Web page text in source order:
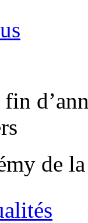
de